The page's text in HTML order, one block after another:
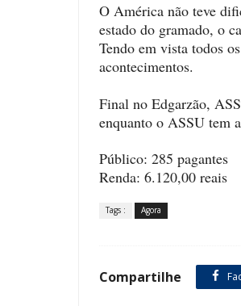
O América não teve
estado do gramado, o
Tendo em vista todos
acontecimentos.
Final no Edgarzão,
enquanto o ASSU tem
Público: 285 pagantes
Renda: 6.120,00 reais
Tags : Agora
Compartilhe